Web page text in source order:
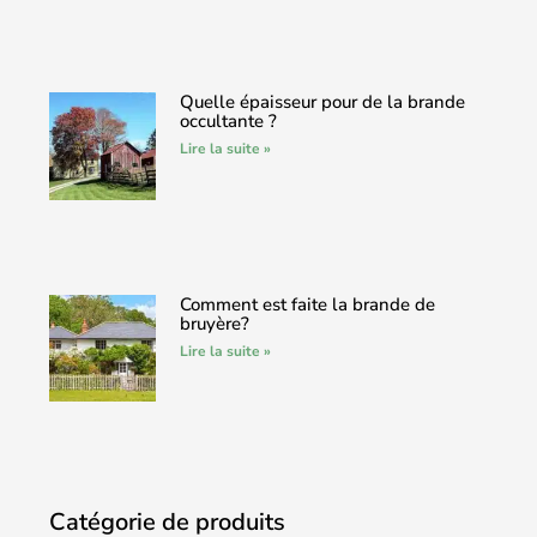
Quelle épaisseur pour de la brande
occultante ?
Lire la suite »
Comment est faite la brande de
bruyère?
Lire la suite »
Catégorie de produits